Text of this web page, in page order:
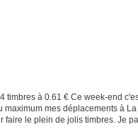
timbres à 0.61 € Ce week-end
maximum mes déplacements à
faire le plein de jolis timbres. Je